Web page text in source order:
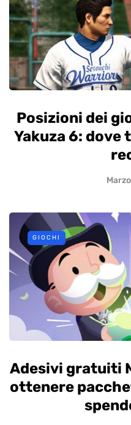
Posizioni dei
Yakuza 6: dove
GIOCHI
Adesivi gratuiti
ottenere